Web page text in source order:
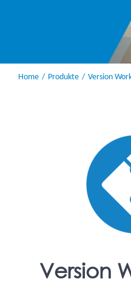
Home Produkte Version
Version